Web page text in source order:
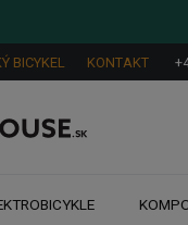
BICYKEL KONTAKT